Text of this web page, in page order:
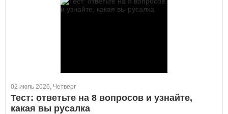
02 июль 2026, Четверг
Тест: ответьте на 8 вопросов и узнайте,
какая вы русалка